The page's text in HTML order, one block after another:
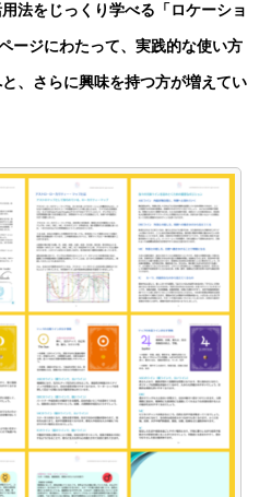
法をじっくり学べる「ロケーショ
ージにわたって、実践的な使い方
、さらに興味を持つ方が増えてい